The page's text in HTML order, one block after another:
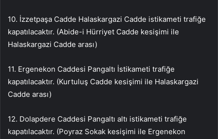
10. İzzetpaşa Cadde Halaskargazi Cadde istikameti trafiğe
kapatılacaktır. (Abide-i Hürriyet Cadde kesişimi ile
Halaskargazi Cadde arası)
11. Ergenekon Caddesi Pangaltı İstikameti trafiğe
kapatılacaktır. (Kurtuluş Cadde kesişimi ile Halaskargazi
Cadde arası)
12. Dolapdere Caddesi Pangaltı altı istikameti trafiğe
kapatılacaktır. (Poyraz Sokak kesişimi ile Ergenekon